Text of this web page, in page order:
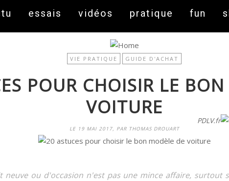
PDLV.fr
essais vidéos pratique fun
VIE PRATIQUE GUIDE D'ACHAT
POUR CHOISIR LE
VOITURE
LE 19 MAI 2017, PAR THOMAS DROUART
neuve ou d'occasion n'est pas une mince affaire, surtout